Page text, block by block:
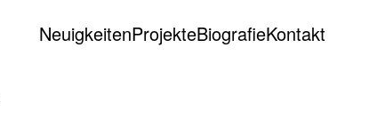
NeuigkeitenProjekteBiografieKontakt